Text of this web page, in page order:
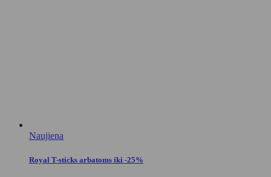
Naujiena
Royal T-sticks arbatoms iki -25%